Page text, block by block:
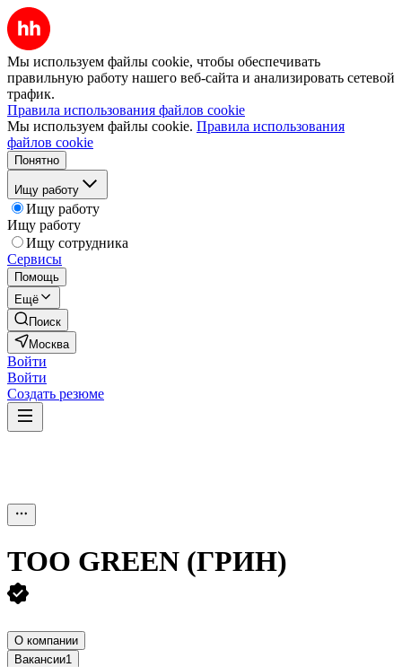
Мы используем файлы cookie, чтобы обеспечивать
правильную работу нашего веб-сайта и анализировать сетевой
трафик.
Правила использования файлов cookie
Мы используем файлы cookie. Правила использования
файлов cookie
Понятно
Ищу работу
Ищу работу
Ищу работу
Ищу сотрудника
Сервисы
Помощь
Ещё
Поиск
Москва
Войти
Войти
Создать резюме
ТОО GREEN (ГРИН)
О компании
Вакансии1